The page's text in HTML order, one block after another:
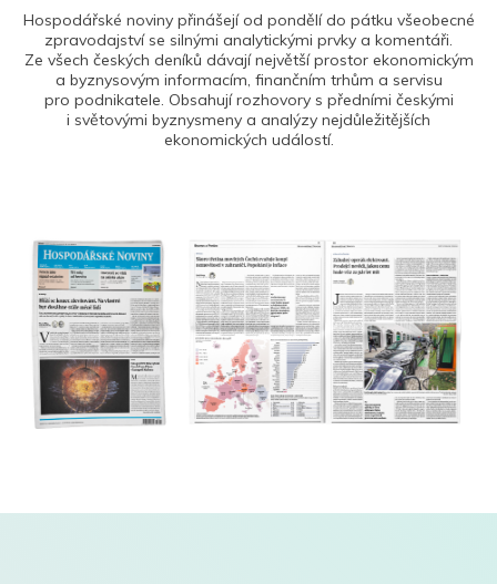
Hospodářské noviny přinášejí od pondělí do pátku všeobecné
zpravodajství se silnými analytickými prvky a komentáři.
Ze všech českých deníků dávají největší prostor ekonomickým
a byznysovým informacím, finančním trhům a servisu
pro podnikatele. Obsahují rozhovory s předními českými
i světovými byznysmeny a analýzy nejdůležitějších
ekonomických událostí.